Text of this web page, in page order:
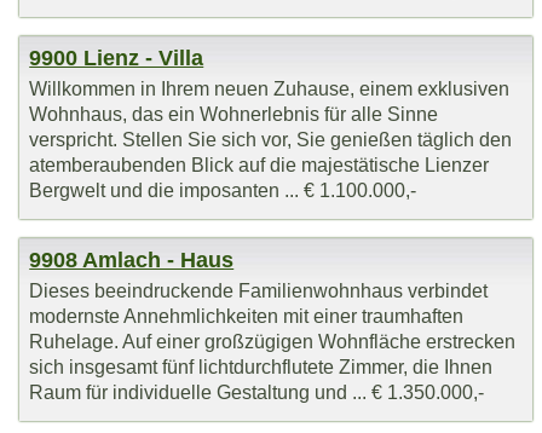
9900 Lienz - Villa
Willkommen in Ihrem neuen Zuhause, einem exklusiven
Wohnhaus, das ein Wohnerlebnis für alle Sinne
verspricht. Stellen Sie sich vor, Sie genießen täglich den
atemberaubenden Blick auf die majestätische Lienzer
Bergwelt und die imposanten ... € 1.100.000,-
9908 Amlach - Haus
Dieses beeindruckende Familienwohnhaus verbindet
modernste Annehmlichkeiten mit einer traumhaften
Ruhelage. Auf einer großzügigen Wohnfläche erstrecken
sich insgesamt fünf lichtdurchflutete Zimmer, die Ihnen
Raum für individuelle Gestaltung und ... € 1.350.000,-